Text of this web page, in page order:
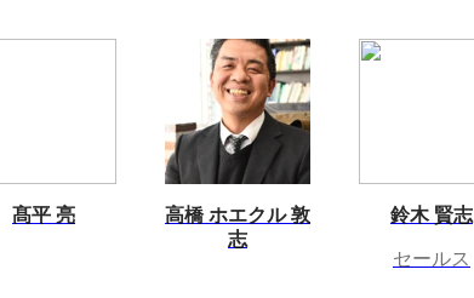
髙平 亮
高橋 ホエクル 敦
志
鈴木 賢志
セールス